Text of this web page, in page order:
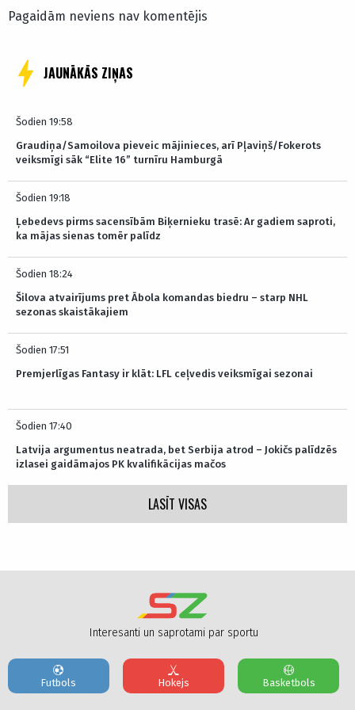
Pagaidām neviens nav komentējis
JAUNĀKĀS ZIŅAS
Šodien 19:58
Graudiņa/Samoilova pieveic mājinieces, arī Pļaviņš/Fokerots
veiksmīgi sāk “Elite 16” turnīru Hamburgā
Šodien 19:18
Ļebedevs pirms sacensībām Biķernieku trasē: Ar gadiem saproti,
ka mājas sienas tomēr palīdz
Šodien 18:24
Šilova atvairījums pret Ābola komandas biedru – starp NHL
sezonas skaistākajiem
Šodien 17:51
Premjerlīgas Fantasy ir klāt: LFL ceļvedis veiksmīgai sezonai
Šodien 17:40
Latvija argumentus neatrada, bet Serbija atrod – Jokičs palīdzēs
izlasei gaidāmajos PK kvalifikācijas mačos
LASĪT VISAS
Interesanti un saprotami par sportu
Futbols Hokejs Basketbols